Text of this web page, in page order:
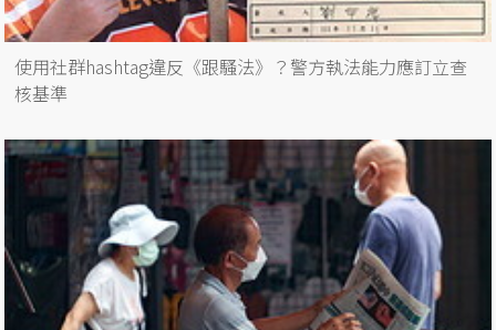
使用社群hashtag違反《跟騷法》？警方執法能力應訂立查
核基準